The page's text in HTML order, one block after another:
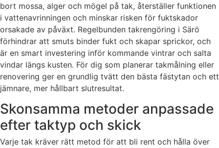
bort mossa, alger och mögel på tak, återställer funktionen
i vattenavrinningen och minskar risken för fuktskador
orsakade av påväxt. Regelbunden takrengöring i Särö
förhindrar att smuts binder fukt och skapar sprickor, och
är en smart investering inför kommande vintrar och salta
vindar längs kusten. För dig som planerar takmålning eller
renovering ger en grundlig tvätt den bästa fästytan och ett
jämnare, mer hållbart slutresultat.
Skonsamma metoder anpassade
efter taktyp och skick
Varje tak kräver rätt metod för att bli rent och hålla över